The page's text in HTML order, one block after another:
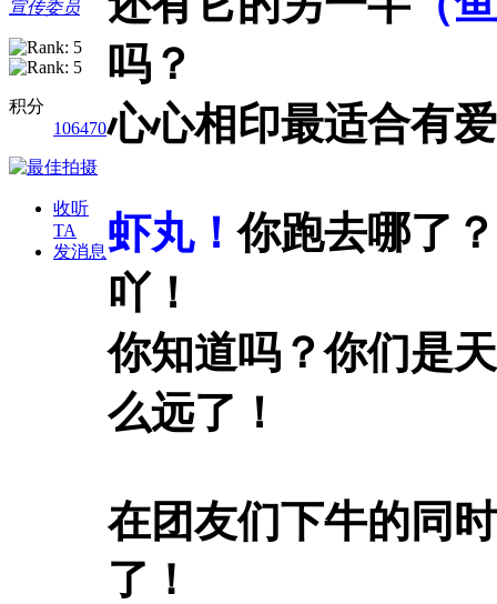
宣传委员
积分
106470
收听
TA
发消息
吗？
心心相印最适合有
虾丸！你跑去哪了
吖！
你知道吗？你们是
么远了！
在团友们下牛的同
了！